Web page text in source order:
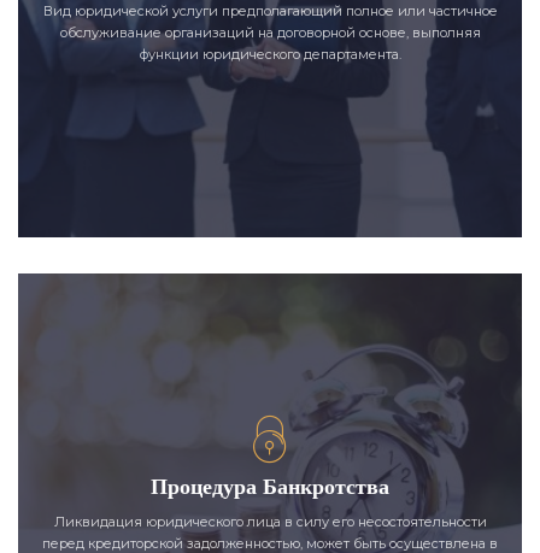
Вид юридической услуги предполагающий полное или частичное
обслуживание организаций на договорной основе, выполняя
функции юридического департамента.
Процедура Банкротства
Ликвидация юридического лица в силу его несостоятельности
перед кредиторской задолженностью, может быть осуществлена в